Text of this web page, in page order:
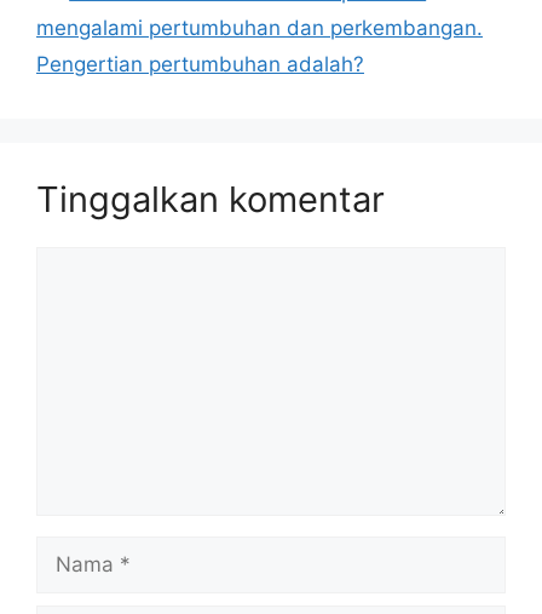
mengalami pertumbuhan dan perkembangan.
Pengertian pertumbuhan adalah?
Tinggalkan komentar